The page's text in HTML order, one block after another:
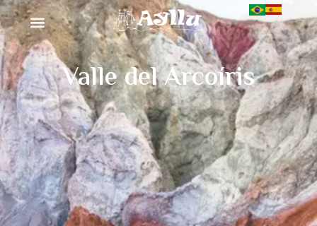
Valle del Arcoíris